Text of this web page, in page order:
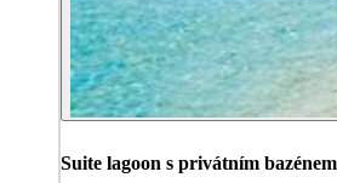
Suite lagoon s privátním